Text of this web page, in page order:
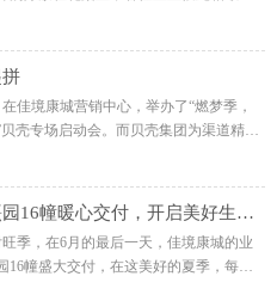
取佳境康城送上的新春祝福。物料是房
佳境康城营销中心，举办了“燃梦季，
壳专场启动会。而贝壳集团为渠道精英
利好，显然已经表明了佳境康城的高品
佳境康城臻熹园16幢暖心交付，开启美好生活新篇章
季，在6月的最后一天，佳境康城的业
16幢盛大交付，在这美好的夏季，每位
一张张洋溢着幸福的笑脸见证着业主对